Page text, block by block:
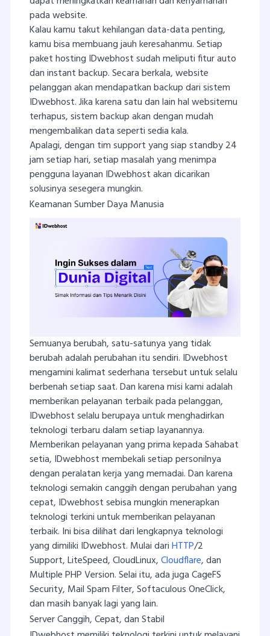
pada website.
Kalau kamu takut kehilangan data-data penting,
kamu bisa membuang jauh keresahanmu. Setiap
paket hosting IDwebhost sudah meliputi fitur auto
dan instant backup. Secara berkala, website
pelanggan akan mendapatkan backup dari sistem
IDwebhost. Jika karena satu dan lain hal websitemu
terhapus, sistem backup akan dengan mudah
mengembalikan data seperti sedia kala.
Apalagi, dengan tim support yang siap standby 24
jam setiap hari, setiap masalah yang menimpa
pengguna layanan IDwebhost akan dicarikan
solusinya sesegera mungkin.
Keamanan Sumber Daya Manusia
Semuanya berubah, satu-satunya yang tidak
berubah adalah perubahan itu sendiri. IDwebhost
mengamini kalimat sederhana tersebut untuk selalu
berbenah setiap saat. Dan karena misi kami adalah
memberikan pelayanan terbaik pada pelanggan,
IDwebhost selalu berupaya untuk menghadirkan
teknologi terbaru dalam setiap layanannya.
Memberikan pelayanan yang prima kepada Sahabat
setia, IDwebhost membekali setiap personilnya
dengan peralatan kerja yang memadai. Dan karena
teknologi semakin canggih dengan perubahan yang
cepat, IDwebhost sebisa mungkin menerapkan
teknologi terkini untuk memberikan pelayanan
terbaik. Ini bisa dilihat dari lengkapnya teknologi
yang dimiliki IDwebhost. Mulai dariHTTP/2
Support, LiteSpeed, CloudLinux,Cloudflare, dan
Multiple PHP Version. Selai itu, ada juga CageFS
Security, Mail Spam Filter, Softaculous OneClick,
dan masih banyak lagi yang lain.
Server Canggih, Cepat, dan Stabil